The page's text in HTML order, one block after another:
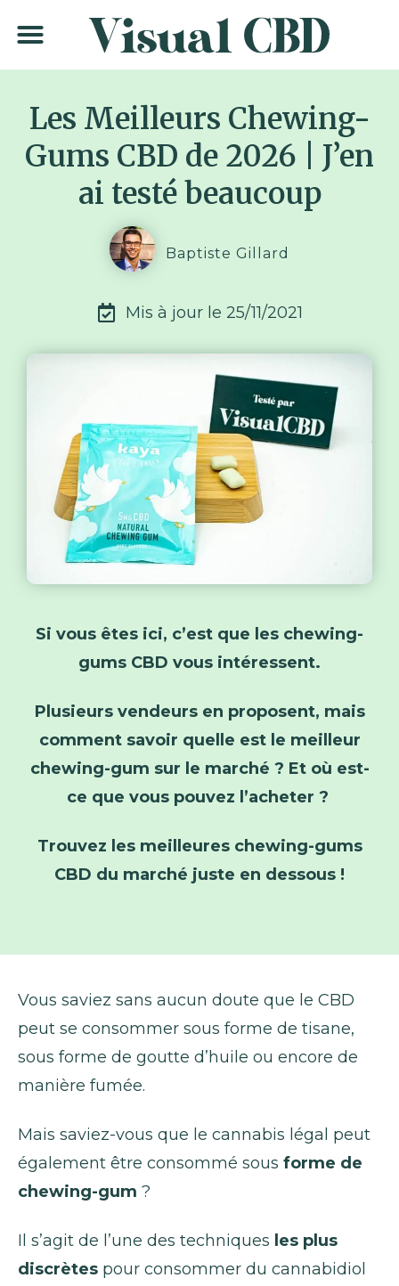
Les Meilleurs Chewing-
Gums CBD de 2026 | J’en
ai testé beaucoup
Baptiste Gillard
Mis à jour le 25/11/2021
Si vous êtes ici, c’est que les chewing-
gums CBD vous intéressent.
Plusieurs vendeurs en proposent, mais
comment savoir quelle est le meilleur
chewing-gum sur le marché ? Et où est-
ce que vous pouvez l’acheter ?
Trouvez les meilleures chewing-gums
CBD du marché juste en dessous !
Vous saviez sans aucun doute que le CBD
peut se consommer sous forme de tisane,
sous forme de goutte d’huile ou encore de
manière fumée.
Mais saviez-vous que le cannabis légal peut
également être consommé sous forme de
chewing-gum ?
Il s’agit de l’une des techniques les plus
discrètes pour consommer du cannabidiol